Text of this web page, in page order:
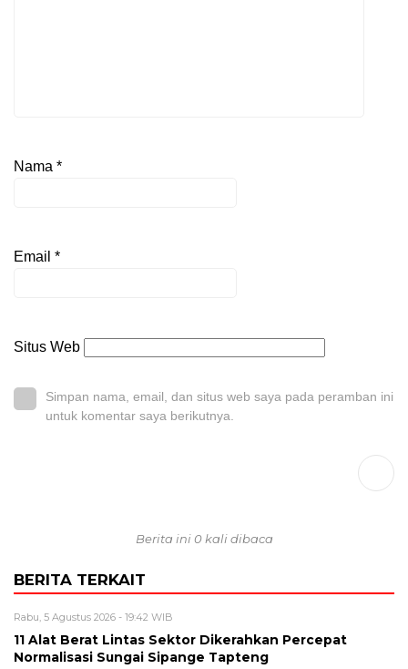
Nama *
Email *
Situs Web
Simpan nama, email, dan situs web saya pada peramban ini
untuk komentar saya berikutnya.
Berita ini 0 kali dibaca
BERITA TERKAIT
Rabu, 5 Agustus 2026 - 19:42 WIB
11 Alat Berat Lintas Sektor Dikerahkan Percepat
Normalisasi Sungai Sipange Tapteng